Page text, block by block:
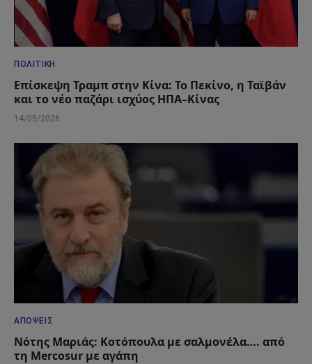
ΠΟΛΙΤΙΚΉ
Επίσκεψη Τραμπ στην Κίνα: Το Πεκίνο, η Ταϊβάν
και το νέο παζάρι ισχύος ΗΠΑ–Κίνας
14/05/2026
ΑΠΌΨΕΙΣ
Νότης Μαριάς: Κοτόπουλα με σαλμονέλα…. από
τη Mercosur με αγάπη